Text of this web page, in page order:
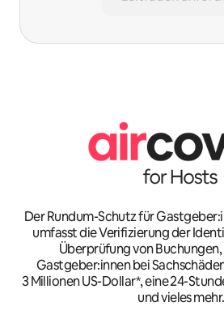
Der Rundum-Schutz für
umfasst die Verifizierung der
Überprüfung von
Gastgeber:innen bei
3 Millionen US-Dollar*, eine 24-
und vieles mehr.